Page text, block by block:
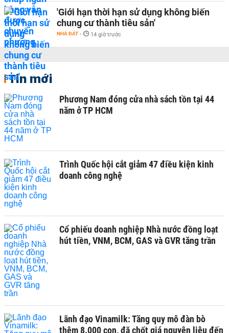
'Giới hạn thời hạn sử dụng không biến
chung cư thành tiêu sản'
NHÀ ĐẤT - 14 giờ trước
Tin mới
Phương Nam đóng cửa nhà sách tồn tại 44
năm ở TP HCM
Trình Quốc hội cắt giảm 47 điều kiện kinh
doanh công nghệ
Cổ phiếu doanh nghiệp Nhà nước đồng loạt
hút tiền, VNM, BCM, GAS và GVR tăng trần
Lãnh đạo Vinamilk: Tăng quy mô đàn bò
thêm 8.000 con, đã chốt giá nguyên liệu đến